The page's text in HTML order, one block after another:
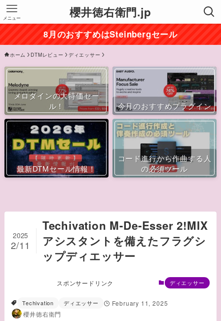
櫻井徳右衛門.jp
メニュー
8月のおすすめはSteinbergセール
ホーム DTMレビュー ディエッサー
メロダインの大特価セー
ル！
今月のおすすめプラグイン
最新DTMセール情報！
コード進行から作曲する人
の必須ツール
Techivation M-De-Esser 2!MIX
アシスタントを備えたフラグシ
ップディエッサー
2025
2/11
スポンサードリンク ディエッサー
Techivation ディエッサー
February 11, 2025
櫻井徳右衛門